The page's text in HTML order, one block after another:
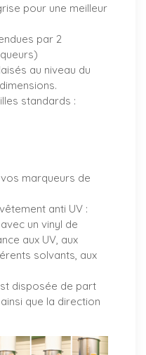
pour une meilleur
par 2
au niveau du
standards :
marqueurs de
anti UV :
un vinyl de
aux UV, aux
solvants, aux
disposée de part
que la direction